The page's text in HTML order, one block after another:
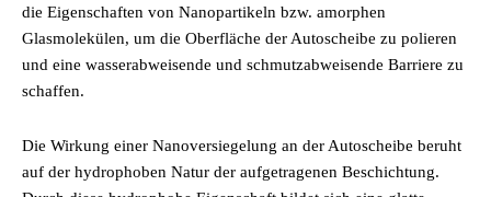
die Eigenschaften von Nanopartikeln bzw. amorphen
Glasmolekülen, um die Oberfläche der Autoscheibe zu polieren
und eine wasserabweisende und schmutzabweisende Barriere zu
schaffen.
Die Wirkung einer Nanoversiegelung an der Autoscheibe beruht
auf der hydrophoben Natur der aufgetragenen Beschichtung.